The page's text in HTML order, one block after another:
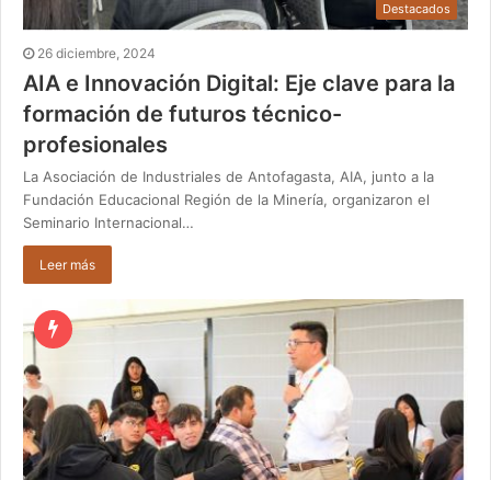
Destacados
26 diciembre, 2024
AIA e Innovación Digital: Eje clave para la
formación de futuros técnico-
profesionales
La Asociación de Industriales de Antofagasta, AIA, junto a la
Fundación Educacional Región de la Minería, organizaron el
Seminario Internacional…
Leer más